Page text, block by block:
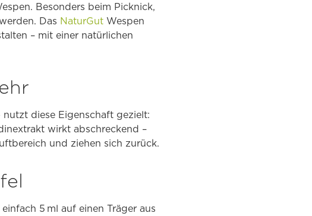
Besonders beim Picknick,
Das NaturGut Wespen
– mit einer natürlichen
diese Eigenschaft gezielt:
wirkt abschreckend –
und ziehen sich zurück.
5 ml auf einen Träger aus